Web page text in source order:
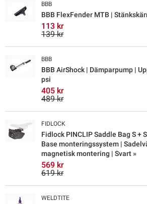
BBB
BBB FlexFender MTB |
113 kr
139 kr
BBB
BBB AirShock | Dämparpump |
psi
405 kr
489 kr
FIDLOCK
Fidlock PINCLIP Saddle Bag S +
Base monteringssystem |
magnetisk montering | Svart »
569 kr
619 kr
WELDTITE